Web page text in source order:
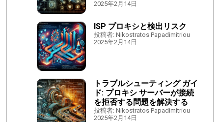
2025年2月14日
ISP プロキシと検出リスク
投稿者: Nikostratos Papadimitriou
2025年2月14日
トラブルシューティング ガイ
ド: プロキシ サーバーが接続
を拒否する問題を解決する
投稿者: Nikostratos Papadimitriou
2025年2月14日